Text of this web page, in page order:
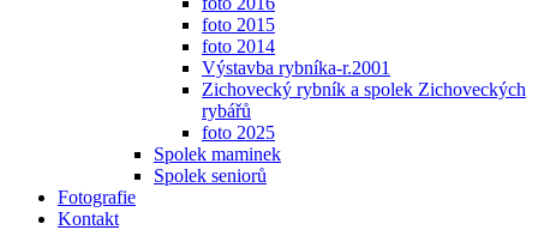
foto 2015
foto 2014
Výstavba rybníka-r.2001
Zichovecký rybník a spolek Zichoveckých
rybářů
foto 2025
Spolek maminek
Spolek seniorů
Fotografie
Kontakt